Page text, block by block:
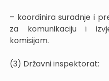
– koordinira suradnje i
za komunikaciju i
komisijom.
(3) Državni inspektorat: